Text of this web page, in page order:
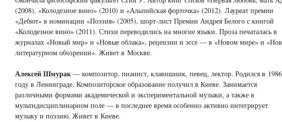
(2008), «Колодезное вино» (2010) и «Альпийская форточка» (2012). Лауреат премии
«Дебют» в номинации «Поэзия» (2005), шорт-лист Премии Андрея Белого с книгой
«Колодезное вино» (2011). Стихи переводились на многие языки. Проза печаталась в
журналах «Новый мир» и «Новые облака», рецензии и эссе — в «Новом мире» и
литературном обозрении». Живет в Москве.
Алексей Шмурак — композитор, пианист, клавишник, певец, лектор. Родился в 1986
году в Ленинграде. Композиторское образование получил в Киеве. Занимается
различными формами академической и экспериментальной музыки, а также в
мультидисциплинарном поле — в последнее время особенно активно интегрирует
музыку и поэзию. Живет в Киеве.